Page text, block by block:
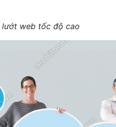
lướt web tốc độ cao